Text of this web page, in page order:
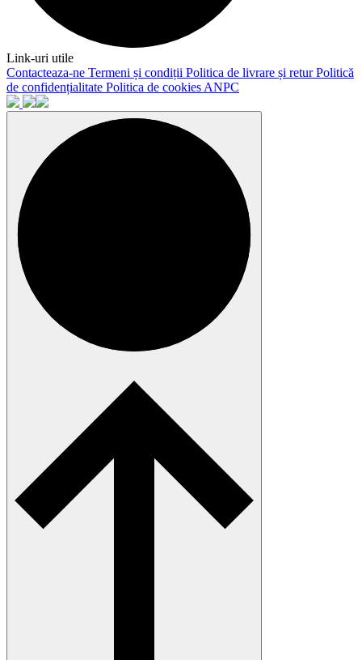
Link-uri utile
Contacteaza-ne Termeni și condiții Politica de livrare și returPolitică
de confidențialitate Politica de cookies ANPC